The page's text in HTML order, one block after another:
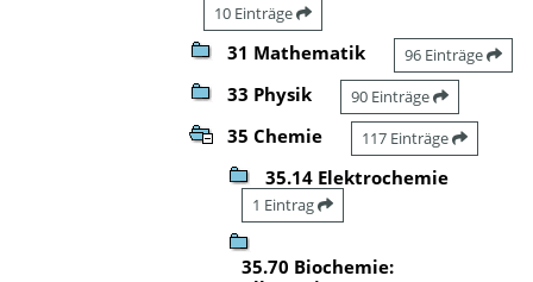
10 Einträge
31 Mathematik 96 Einträge
33 Physik 90 Einträge
35 Chemie 117 Einträge
35.14 Elektrochemie
1 Eintrag
35.70 Biochemie: